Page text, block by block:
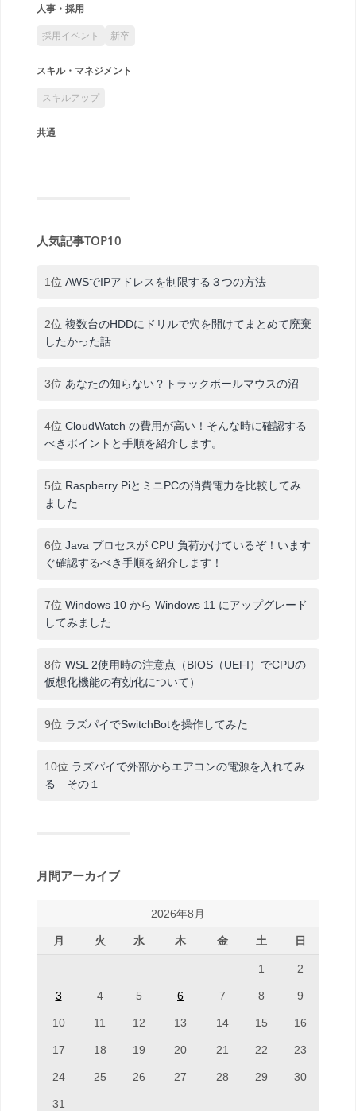
人事・採用
採用イベント 新卒
スキル・マネジメント
スキルアップ
共通
人気記事TOP10
1位 AWSでIPアドレスを制限する３つの方法
2位 複数台のHDDにドリルで穴を開けてまとめて廃棄
したかった話
3位 あなたの知らない？トラックボールマウスの沼
4位 CloudWatch の費用が高い！そんな時に確認する
べきポイントと手順を紹介します。
5位 Raspberry PiとミニPCの消費電力を比較してみ
ました
6位 Java プロセスが CPU 負荷かけているぞ！います
ぐ確認するべき手順を紹介します！
7位 Windows 10 から Windows 11 にアップグレード
してみました
8位 WSL 2使用時の注意点（BIOS（UEFI）でCPUの
仮想化機能の有効化について）
9位 ラズパイでSwitchBotを操作してみた
10位 ラズパイで外部からエアコンの電源を入れてみ
る その１
月間アーカイブ
2026年8月
月 火 水 木 金 土 日
1 2
3 4 5 6 7 8 9
10 11 12 13 14 15 16
17 18 19 20 21 22 23
24 25 26 27 28 29 30
31